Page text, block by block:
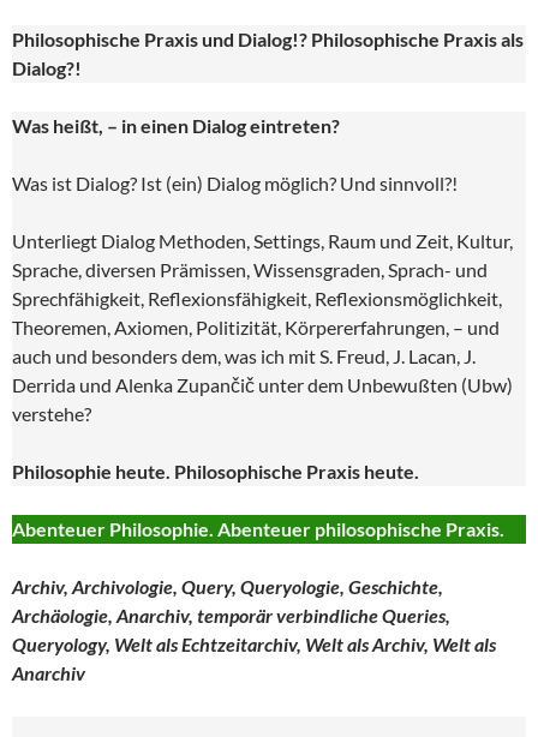
Philosophische Praxis und Dialog!? Philosophische Praxis als
Dialog?!
Was heißt, – in einen Dialog eintreten?
Was ist Dialog? Ist (ein) Dialog möglich? Und sinnvoll?!
Unterliegt Dialog Methoden, Settings, Raum und Zeit, Kultur,
Sprache, diversen Prämissen, Wissensgraden, Sprach- und
Sprechfähigkeit, Reflexionsfähigkeit, Reflexionsmöglichkeit,
Theoremen, Axiomen, Politizität, Körpererfahrungen, – und
auch und besonders dem, was ich mit S. Freud, J. Lacan, J.
Derrida und Alenka Zupančič unter dem Unbewußten (Ubw)
verstehe?
Philosophie heute. Philosophische Praxis heute.
Abenteuer Philosophie. Abenteuer philosophische Praxis.
Archiv, Archivologie, Query, Queryologie, Geschichte,
Archäologie, Anarchiv, temporär verbindliche Queries,
Queryology, Welt als Echtzeitarchiv, Welt als Archiv, Welt als
Anarchiv